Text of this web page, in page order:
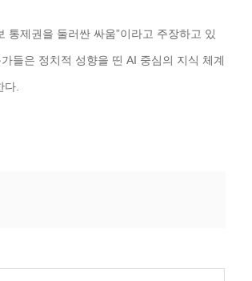
통제권을 둘러싼 싸움”이라고 주장하고 있
들은 정치적 성향을 띤 AI 중심의 지식 체계
.